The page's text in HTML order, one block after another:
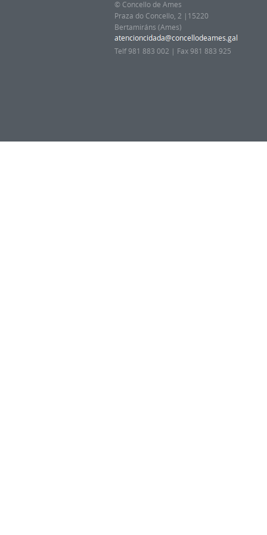
© Concello de Ames
Praza do Concello, 2 |15220
Bertamiráns (Ames)
Telf 981 883 002 | Fax 981 883 925